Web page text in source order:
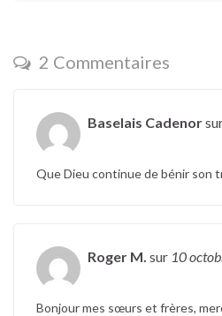
2 Commentaires
Baselais Cadenor
Que Dieu continue de bénir son
Roger M. sur 10
Bonjour mes sœurs et frères,